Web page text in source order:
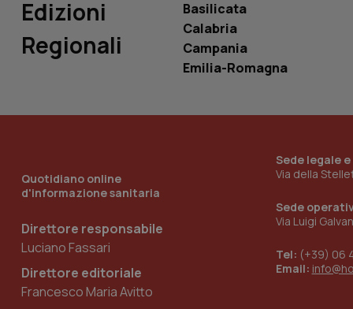
Edizioni
Regionali
Basilicata
Calabria
Campania
Emilia-Romagna
Quotidiano online
d'informazione sanitaria
Direttore responsabile
Luciano Fassari
Direttore editoriale
Francesco Maria Avitto
Sede legale
Via della
Sede
Via Luigi
Tel: (+39) 06
Email:
Nome
__Secure-YNID
YSC